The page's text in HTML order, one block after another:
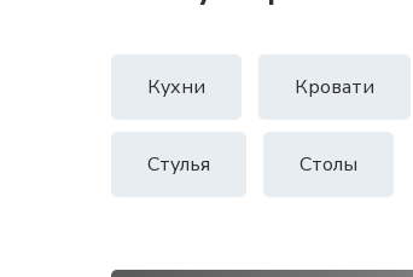
Кухни Кровати
Стулья Столы